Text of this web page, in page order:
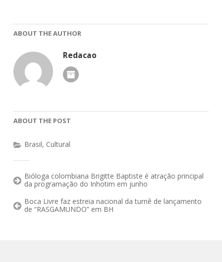
ABOUT THE AUTHOR
Redacao
ABOUT THE POST
Brasil, Cultural
Bióloga colombiana Brigitte Baptiste é atração principal
da programação do Inhotim em junho
Boca Livre faz estreia nacional da turnê de lançamento
de “RASGAMUNDO” em BH